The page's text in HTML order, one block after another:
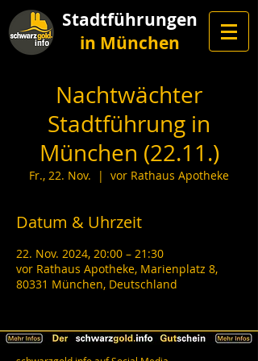
Stadtführungen
in München
Nachtwächter
Stadtführung in
München (22.11.)
Fr., 22. Nov.
  |
vor Rathaus Apotheke
Datum & Uhrzeit
22. Nov. 2024, 20:00 – 21:30
vor Rathaus Apotheke, Marienplatz 8,
80331 München, Deutschland